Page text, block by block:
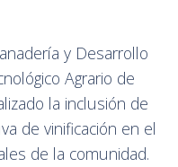
y Desarrollo
Agrario de
la inclusión de
de vinificación en el
de la comunidad.